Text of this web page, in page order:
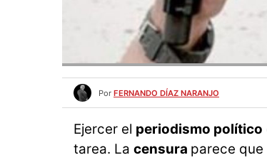
Por FERNANDO DÍAZ NARANJO
Ejercer el periodismo político
tarea. La censura parece